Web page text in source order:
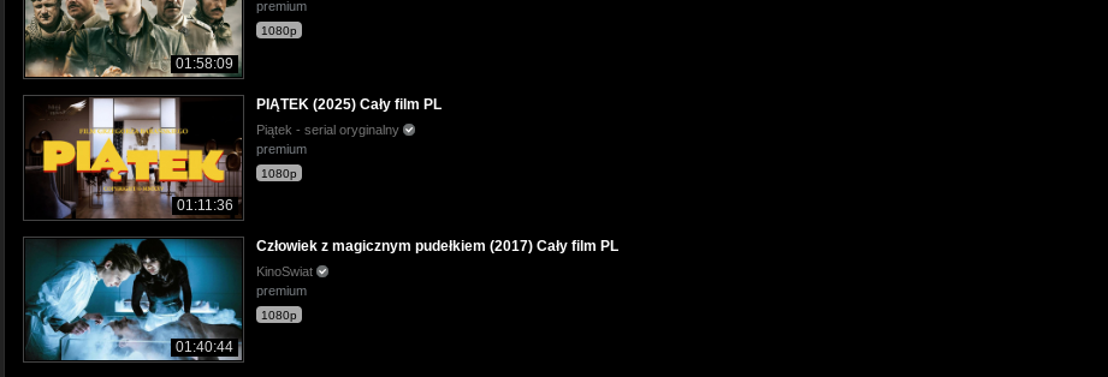
01:58:09
premium
1080p
01:11:36
PIĄTEK (2025) Cały film PL
Piątek - serial oryginalny
premium
1080p
01:40:44
Człowiek z magicznym pudełkiem (2017) Cały film PL
KinoSwiat
premium
1080p